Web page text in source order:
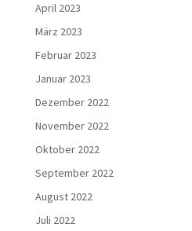
April 2023
März 2023
Februar 2023
Januar 2023
Dezember 2022
November 2022
Oktober 2022
September 2022
August 2022
Juli 2022